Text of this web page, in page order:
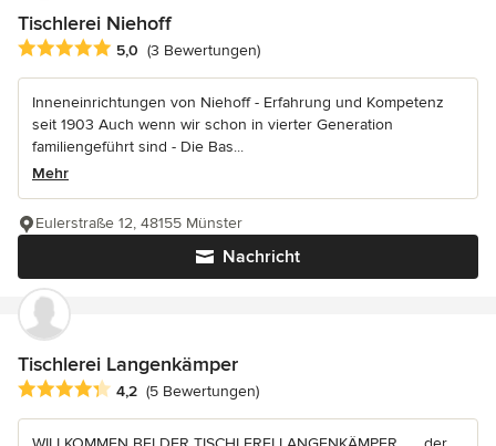
Tischlerei Niehoff
Durchschnittliche Bewertung: 5 von 5 Sternen
5,0 (3 Bewertungen)
Inneneinrichtungen von Niehoff - Erfahrung und Kompetenz
seit 1903 Auch wenn wir schon in vierter Generation
familiengeführt sind - Die Bas...
Mehr
Nachricht
Eulerstraße 12, 48155 Münster
Tischlerei Langenkämper
Durchschnittliche Bewertung: 4.2 von 5 Sternen
4,2 (5 Bewertungen)